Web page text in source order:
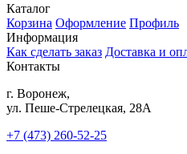
Каталог
Корзина Оформление Профиль
Информация
Как сделать заказ Доставка и
Контакты
г. Воронеж,
ул. Пеше-Cтрелецкая, 28А
+7 (473) 260-52-25